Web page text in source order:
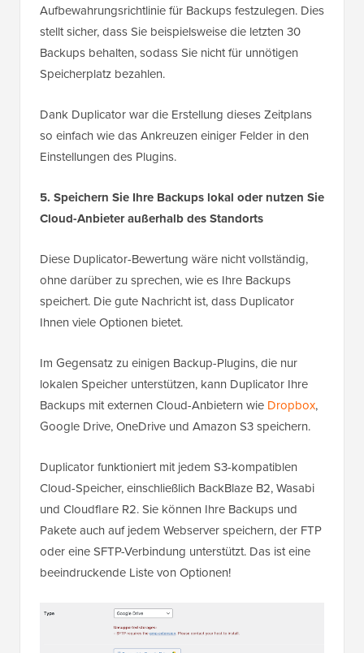
Aufbewahrungsrichtlinie für Backups festzulegen. Dies
stellt sicher, dass Sie beispielsweise die letzten 30
Backups behalten, sodass Sie nicht für unnötigen
Speicherplatz bezahlen.
Dank Duplicator war die Erstellung dieses Zeitplans
so einfach wie das Ankreuzen einiger Felder in den
Einstellungen des Plugins.
5. Speichern Sie Ihre Backups lokal oder nutzen Sie
Cloud-Anbieter außerhalb des Standorts
Diese Duplicator-Bewertung wäre nicht vollständig,
ohne darüber zu sprechen, wie es Ihre Backups
speichert. Die gute Nachricht ist, dass Duplicator
Ihnen viele Optionen bietet.
Im Gegensatz zu einigen Backup-Plugins, die nur
lokalen Speicher unterstützen, kann Duplicator Ihre
Backups mit externen Cloud-Anbietern wie Dropbox,
Google Drive, OneDrive und Amazon S3 speichern.
Duplicator funktioniert mit jedem S3-kompatiblen
Cloud-Speicher, einschließlich BackBlaze B2, Wasabi
und Cloudflare R2. Sie können Ihre Backups und
Pakete auch auf jedem Webserver speichern, der FTP
oder eine SFTP-Verbindung unterstützt. Das ist eine
beeindruckende Liste von Optionen!